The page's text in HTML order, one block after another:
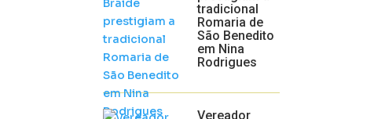
tradicional
Romaria de
São Benedito
em Nina
Rodrigues
Vereador